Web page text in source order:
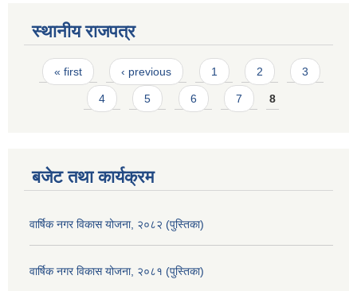
स्थानीय राजपत्र
Pages
« first ‹ previous 1 2 3
4 5 6 7 8
बजेट तथा कार्यक्रम
वार्षिक नगर विकास योजना, २०८२ (पुस्तिका)
वार्षिक नगर विकास योजना, २०८१ (पुस्तिका)